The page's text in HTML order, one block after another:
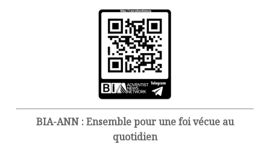
BIA-ANN : Ensemble pour une foi vécue au
quotidien